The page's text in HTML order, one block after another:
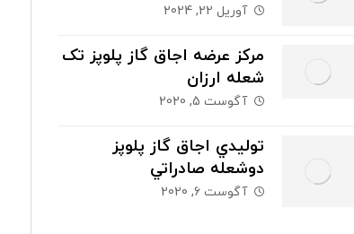
آوریل 22, 2024
مرکز عرضه اجاق گاز پلوپز تک
شعله ارزان
آگوست 5, 2020
توليدي اجاق گاز پلوپز
دوشعله صادراتي
آگوست 6, 2020